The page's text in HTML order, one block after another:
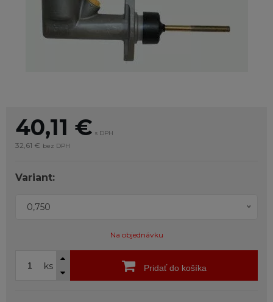
40,11 € s DPH
32,61 € bez DPH
Variant:
0,750
Na objednávku
ks Pridať do košíka